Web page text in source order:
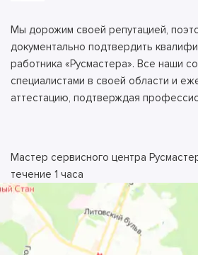
Мы дорожим своей репутацией,
документально подтвердить
работника «Русмастера». Все наши
специалистами в своей области и
аттестацию, подтверждая
Мастер сервисного центра
течение 1 часа